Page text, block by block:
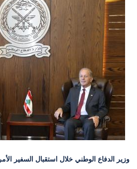
وزير الدفاع الوطني خلال استقبال السفير